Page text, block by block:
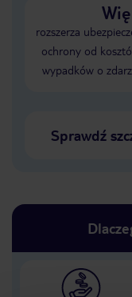
rozszerza
ochrony od
wypadków o
Sprawdź